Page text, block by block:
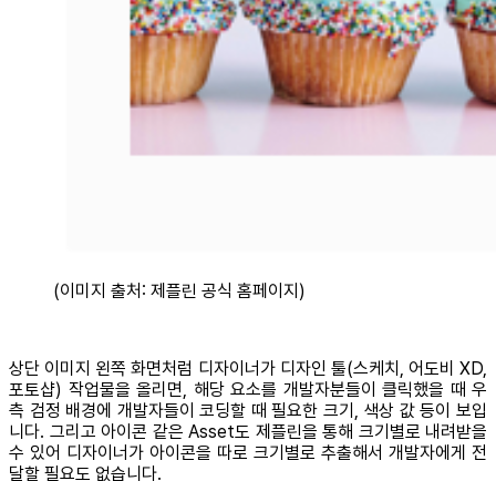
(이미지 출처: 제플린 공식 홈페이지)
상단 이미지 왼쪽 화면처럼 디자이너가 디자인 툴(스케치, 어도비 XD,
포토샵) 작업물을 올리면, 해당 요소를 개발자분들이 클릭했을 때 우
측 검정 배경에 개발자들이 코딩할 때 필요한 크기, 색상 값 등이 보입
니다. 그리고 아이콘 같은 Asset도 제플린을 통해 크기별로 내려받을
수 있어 디자이너가 아이콘을 따로 크기별로 추출해서 개발자에게 전
달할 필요도 없습니다.